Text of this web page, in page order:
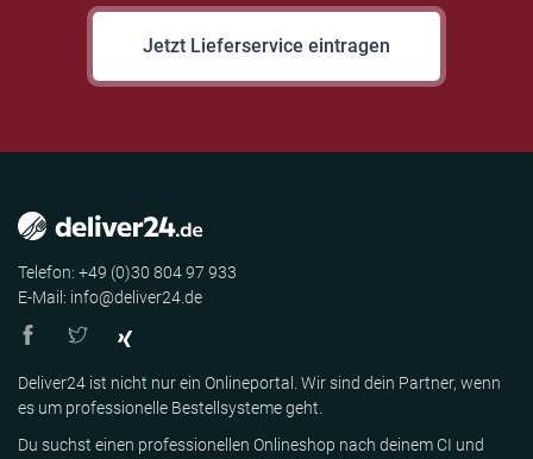
Jetzt Lieferservice eintragen
Telefon: +49 (0)30 804 97 933
E-Mail: info@deliver24.de
Deliver24 ist nicht nur ein Onlineportal. Wir sind dein Partner, wenn
es um professionelle Bestellsysteme geht.
Du suchst einen professionellen Onlineshop nach deinem CI und